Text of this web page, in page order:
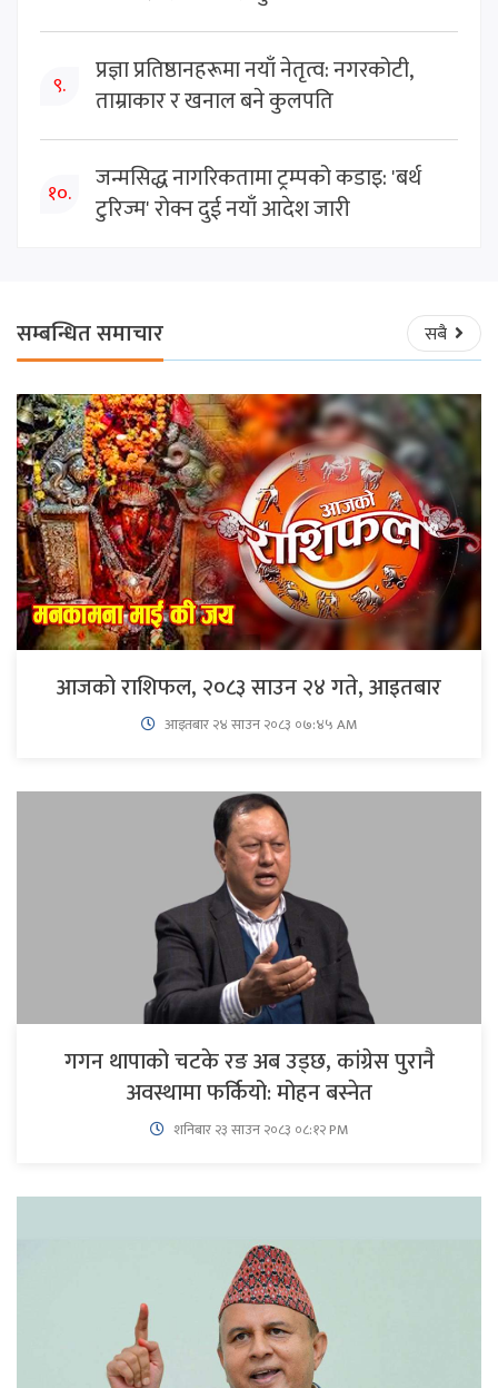
९.
प्रज्ञा प्रतिष्ठानहरूमा नयाँ नेतृत्व: नगरकोटी,
ताम्राकार र खनाल बने कुलपति
१०.
जन्मसिद्ध नागरिकतामा ट्रम्पको कडाइ: 'बर्थ
टुरिज्म' रोक्न दुई नयाँ आदेश जारी
सम्बन्धित समाचार सबै
आजको राशिफल, २०८३ साउन २४ गते, आइतबार
आइतबार​ २४ साउन २०८३ ०७:४५ AM
गगन थापाको चटके रङ अब उड्छ, कांग्रेस पुरानै
अवस्थामा फर्कियो: मोहन बस्नेत
शनिबार २३ साउन २०८३ ०८:१२ PM